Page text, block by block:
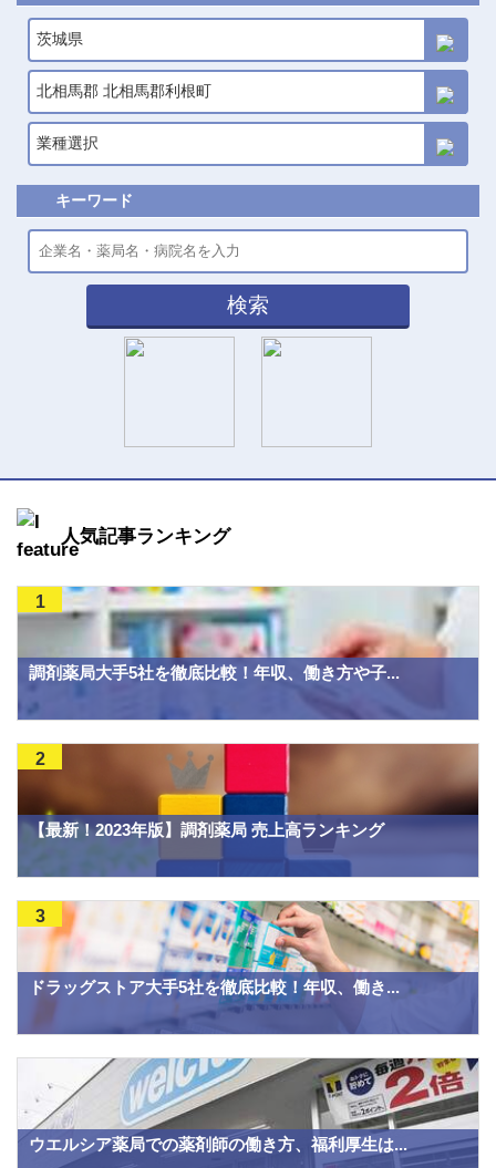
茨城県
北相馬郡 北相馬郡利根町
業種選択
キーワード
検索
人気記事ランキング
調剤薬局大手5社を徹底比較！年収、働き方や子...
1
【最新！2023年版】調剤薬局 売上高ランキング
2
ドラッグストア大手5社を徹底比較！年収、働き...
3
ウエルシア薬局での薬剤師の働き方、福利厚生は...